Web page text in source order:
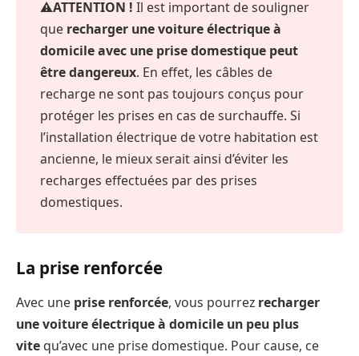
⚠️ATTENTION ! Il est important de souligner
que recharger une voiture électrique à
domicile avec une prise domestique peut
être dangereux. En effet, les câbles de
recharge ne sont pas toujours conçus pour
protéger les prises en cas de surchauffe. Si
l’installation électrique de votre habitation est
ancienne, le mieux serait ainsi d’éviter les
recharges effectuées par des prises
domestiques.
La prise renforcée
Avec une prise renforcée, vous pourrez recharger
une voiture électrique à domicile un peu plus
vite qu’avec une prise domestique. Pour cause, ce